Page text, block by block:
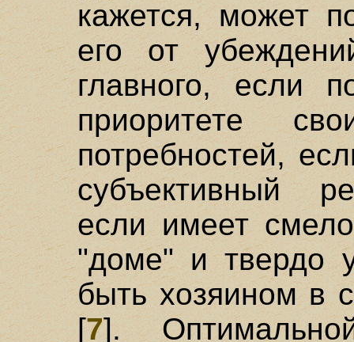
кажется, может
его от
главного, если
приоритете
потребностей,
субъективный
если имеет
"доме" и твердо
быть хозяином в
[7].